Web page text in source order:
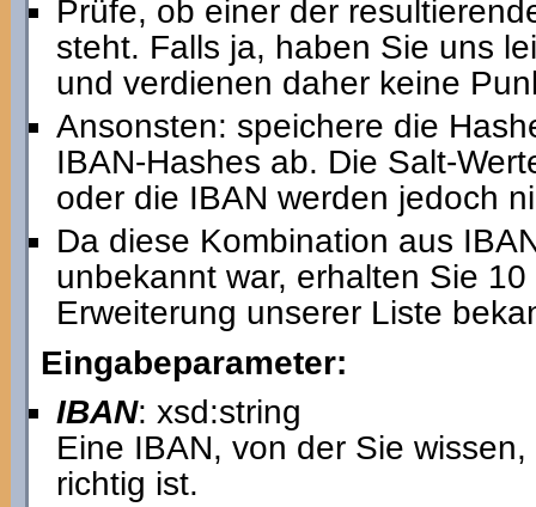
Prüfe, ob einer der
steht. Falls ja, haben Sie uns
und verdienen daher keine
Ansonsten: speichere die
IBAN-Hashes ab. Die Salt-
oder die IBAN werden jedoch
Da diese Kombination aus
unbekannt war, erhalten Sie
Erweiterung unserer Liste
Eingabeparameter:
IBAN: xsd:string
Eine IBAN, von der Sie
richtig ist.